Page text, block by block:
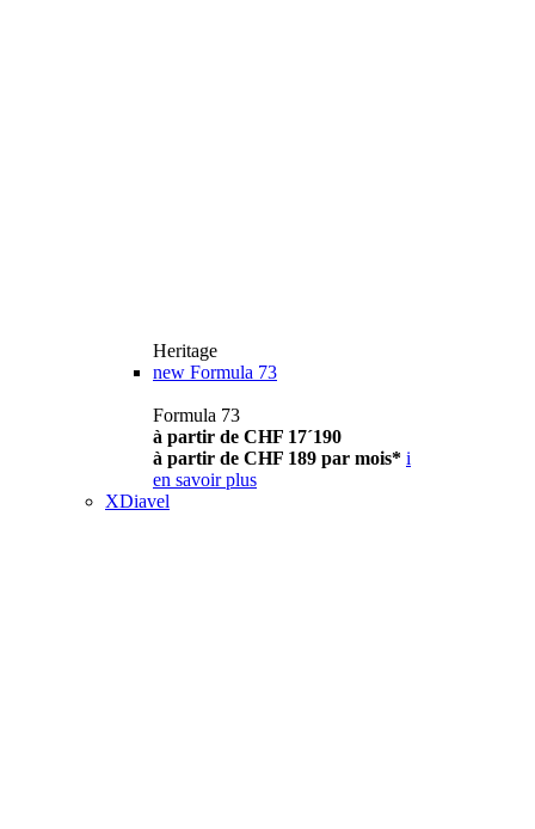
Heritage
new Formula 73
Formula 73
à partir de CHF 17´190
à partir de CHF 189 par mois* i
en savoir plus
XDiavel